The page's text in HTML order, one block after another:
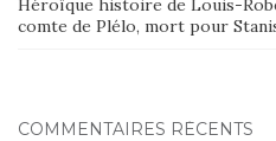
comte de Plélo, mort pour
COMMENTAIRES RÉCENTS